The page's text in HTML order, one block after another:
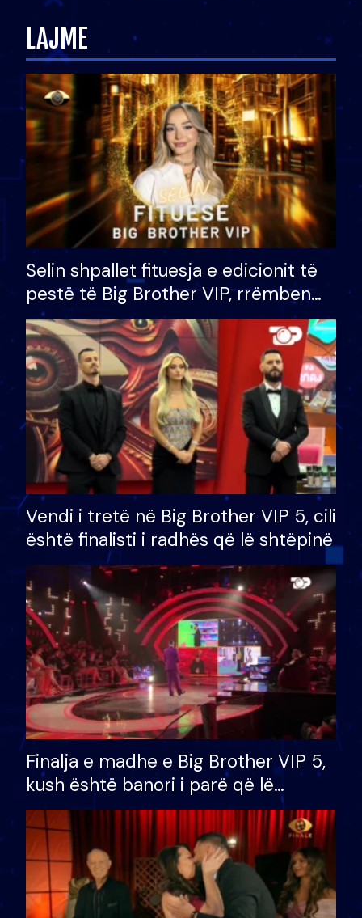
LAJME
Selin shpallet fituesja e edicionit të
pestë të Big Brother VIP, rrëmben
çmimin e madh prej 100 mijë eurosh
Vendi i tretë në Big Brother VIP 5, cili
është finalisti i radhës që lë shtëpinë
Finalja e madhe e Big Brother VIP 5,
kush është banori i parë që lë
shtëpinë dhe humb mundësinë për
të fituar çmimin e madh